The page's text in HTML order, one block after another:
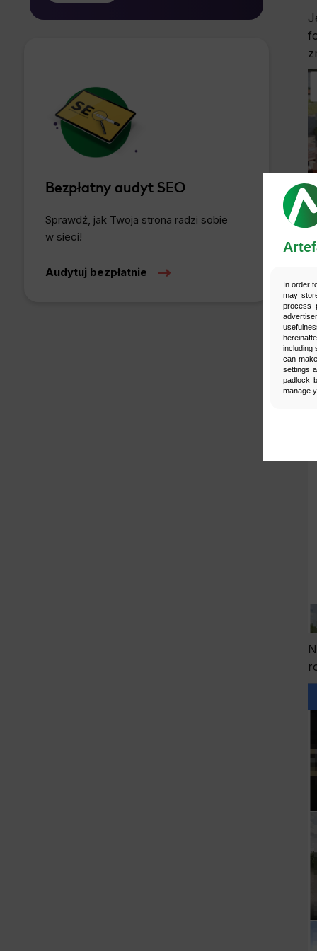
In order
may
process
including
can
settings
padlock
manage
secure
be
This is
For
Scripts
measure
Scope
habits
bez wpływu na zgodność z prawem
przetwarzania, którego dokonano na
Bezpłatny audyt SEO
Sprawdź, jak Twoja strona radzi sobie
w sieci!
Audytuj bezpłatnie